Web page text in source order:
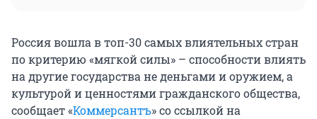
Россия вошла в топ-30 самых влиятельных стран
по критерию «мягкой силы» – способности влиять
на другие государства не деньгами и оружием, а
культурой и ценностями гражданского общества,
сообщает «Коммерсантъ» со ссылкой на